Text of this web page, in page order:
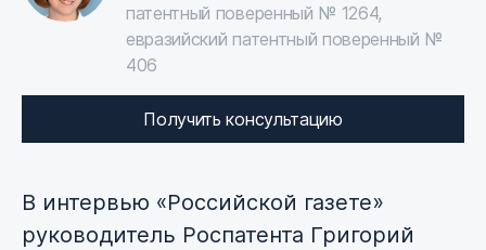
В интервью «Российской газете»
руководитель Роспатента Григорий
патентный поверенный № 1264,
евразийский патентный поверенный №
406
Получить консультацию